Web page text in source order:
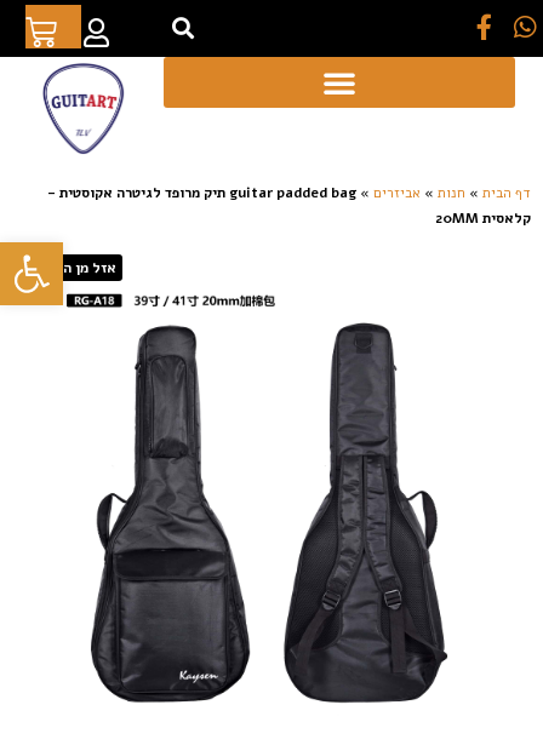
פתח
דף הבית » חנות » אביזרים »
guitar padded bag תיק מרופד לגיטרה אקוסטית –
קלאסית 20MM
אזל מן המלאי